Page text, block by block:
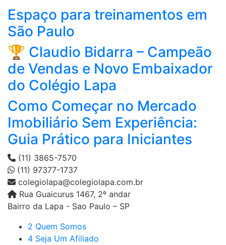
Espaço para treinamentos em
São Paulo
🏆 Claudio Bidarra – Campeão
de Vendas e Novo Embaixador
do Colégio Lapa
Como Começar no Mercado
Imobiliário Sem Experiência:
Guia Prático para Iniciantes
(11) 3865-7570
(11) 97377-1737
colegiolapa@colegiolapa.com.br
Rua Guaicurus 1467, 2º andar
Bairro da Lapa - Sao Paulo – SP
2 Quem Somos
4 Seja Um Afiliado